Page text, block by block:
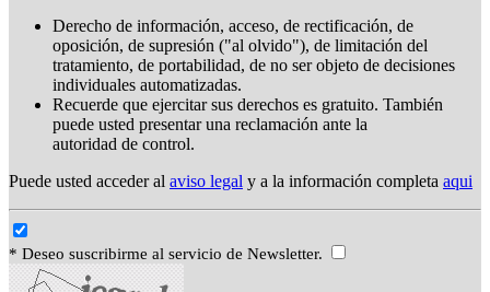
Derecho de información, acceso, de rectificación, de
oposición, de supresión ("al olvido"), de limitación del
tratamiento, de portabilidad, de no ser objeto de decisiones
individuales automatizadas.
Recuerde que ejercitar sus derechos es gratuito. También
puede usted presentar una reclamación ante la
autoridad de control.
Puede usted acceder al aviso legal y a la información completa aqui
* Deseo suscribirme al servicio de Newsletter.